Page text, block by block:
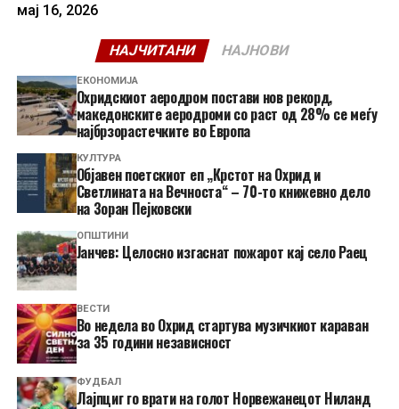
мај 16, 2026
НАЈЧИТАНИ НАЈНОВИ
ЕКОНОМИЈА
Охридскиот аеродром постави нов рекорд,
македонските аеродроми со раст од 28% се меѓу
најбрзорастечките во Европа
КУЛТУРА
Објавен поетскиот еп „Крстот на Охрид и
Светлината на Вечноста“ – 70-то книжевно дело
на Зоран Пејковски
ОПШТИНИ
Јанчев: Целосно изгаснат пожарот кај село Раец
ВЕСТИ
Во недела во Охрид стартува музичкиот караван
за 35 години независност
ФУДБАЛ
Лајпциг го врати на голот Норвежанецот Ниланд